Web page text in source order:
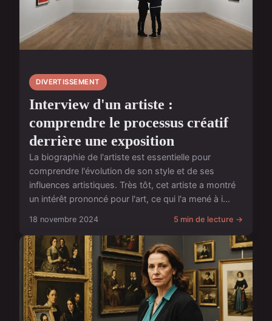
DIVERTISSEMENT
Interview d'un artiste :
comprendre le processus créatif
derrière une exposition
La biographie de l'artiste est essentielle pour
comprendre l'évolution de son style et de ses
influences artistiques. Très tôt, cet artiste a montré
un intérêt prononcé pour l'art, ce qui l'a mené à i...
18 novembre 2024 5 min de lecture →